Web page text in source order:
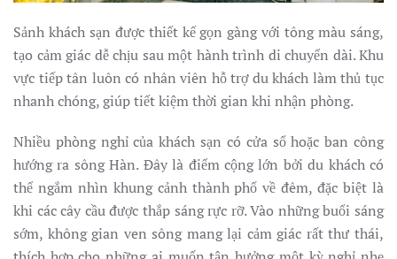
Sảnh khách sạn được thiết kế gọn gàng với tông màu sáng,
tạo cảm giác dễ chịu sau một hành trình di chuyển dài. Khu
vực tiếp tân luôn có nhân viên hỗ trợ du khách làm thủ tục
nhanh chóng, giúp tiết kiệm thời gian khi nhận phòng.
Nhiều phòng nghỉ của khách sạn có cửa sổ hoặc ban công
hướng ra sông Hàn. Đây là điểm cộng lớn bởi du khách có
thể ngắm nhìn khung cảnh thành phố về đêm, đặc biệt là
khi các cây cầu được thắp sáng rực rỡ. Vào những buổi sáng
sớm, không gian ven sông mang lại cảm giác rất thư thái,